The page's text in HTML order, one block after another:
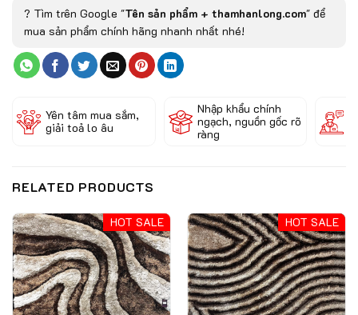
? Tìm trên Google "Tên sản phẩm + thamhanlong.com" để
mua sản phẩm chính hãng nhanh nhất nhé!
Yên tâm mua sắm,
giải toả lo âu
Nhập khẩu chính
ngạch, nguồn gốc rõ
ràng
RELATED PRODUCTS
HOT SALE HOT SALE